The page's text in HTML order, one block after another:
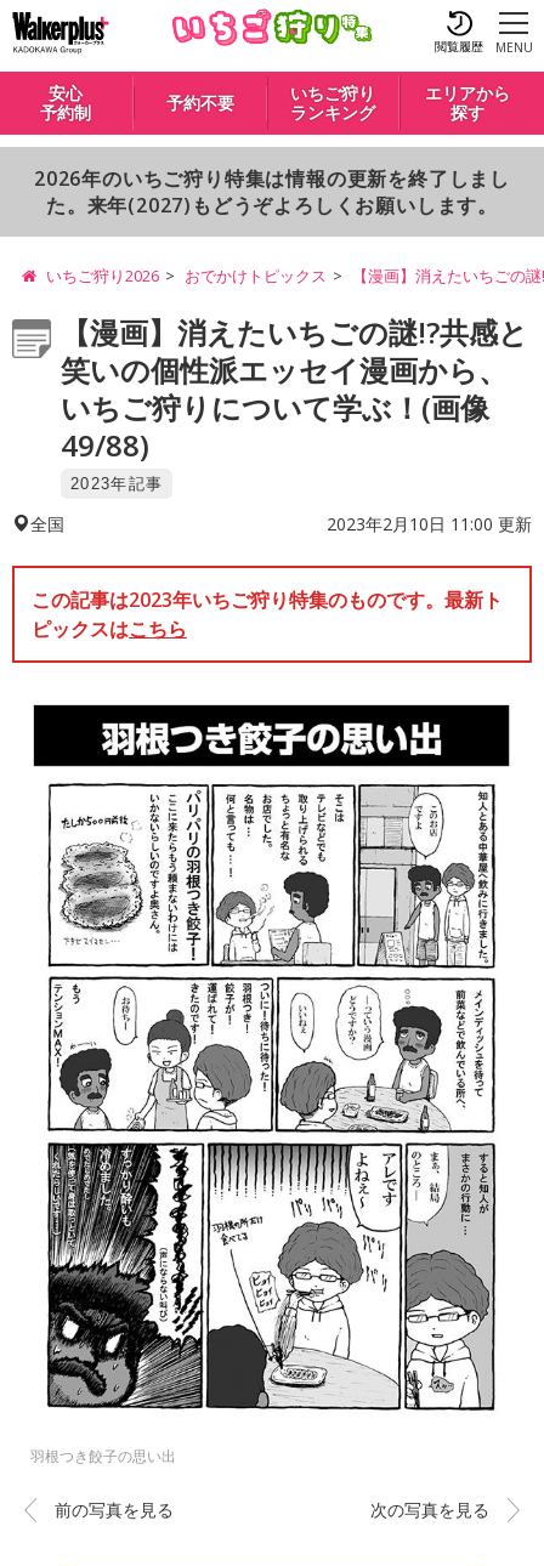
閲覧履歴 MENU
安心
予約制
予約不要
いちご狩り
ランキング
エリアから
探す
2026年のいちご狩り特集は情報の更新を終了しまし
た。来年(2027)もどうぞよろしくお願いします。
いちご狩り2026 おでかけトピックス 【漫画】消えたいちごの
【漫画】消えたいちごの謎!?共感と
笑いの個性派エッセイ漫画から、
いちご狩りについて学ぶ！(画像
49/88)
2023年記事
全国 2023年2月10日 11:00 更新
この記事は2023年いちご狩り特集のものです。最新ト
ピックスはこちら
羽根つき餃子の思い出
前の写真を見る 次の写真を見る